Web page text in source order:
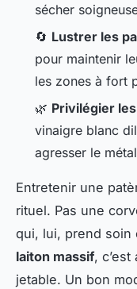
sécher
🔄 Lustrer les
pour maintenir
les zones à fort
🌿 Privilégier
vinaigre blanc
agresser le
Entretenir une
rituel. Pas une
qui, lui, prend soin
laiton massif,
jetable. Un bon